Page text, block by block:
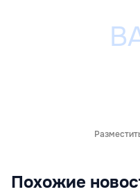
Похожие